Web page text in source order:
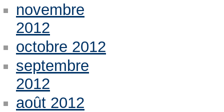
novembre
2012
octobre 2012
septembre
2012
août 2012